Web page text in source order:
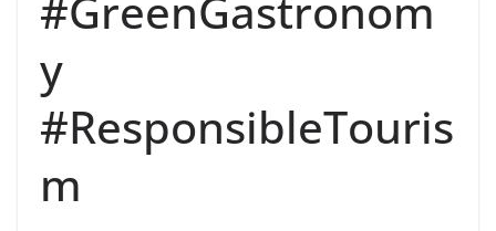
y
#ResponsibleTouris
m